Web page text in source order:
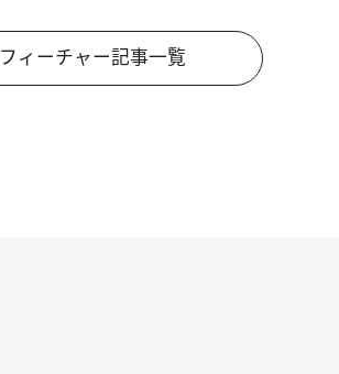
フィーチャー記事一覧